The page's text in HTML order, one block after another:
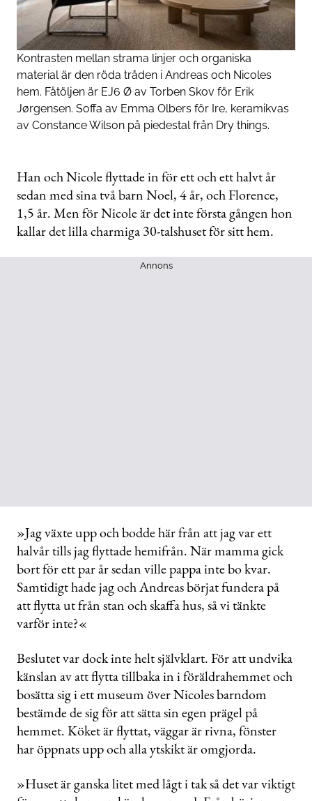
Kontrasten mellan strama linjer och organiska
material är den röda tråden i Andreas och Nicoles
hem. Fåtöljen är EJ6 Ø av Torben Skov för Erik
Jørgensen. Soffa av Emma Olbers för Ire, keramikvas
av Constance Wilson på piedestal från Dry things.
Han och Nicole flyttade in för ett och ett halvt år
sedan med sina två barn Noel, 4 år, och Florence,
1,5 år. Men för Nicole är det inte första gången hon
kallar det lilla charmiga 30-talshuset för sitt hem.
Annons
»Jag växte upp och bodde här från att jag var ett
halvår tills jag flyttade hemifrån. När mamma gick
bort för ett par år sedan ville pappa inte bo kvar.
Samtidigt hade jag och Andreas börjat fundera på
att flytta ut från stan och skaffa hus, så vi tänkte
varför inte?«
Beslutet var dock inte helt självklart. För att undvika
känslan av att flytta tillbaka in i föräldrahemmet och
bosätta sig i ett museum över Nicoles barndom
bestämde de sig för att sätta sin egen prägel på
hemmet. Köket är flyttat, väggar är rivna, fönster
har öppnats upp och alla ytskikt är omgjorda.
»Huset är ganska litet med lågt i tak så det var viktigt